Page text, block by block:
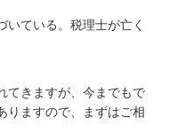
いている 。税理士が亡く
てきますが、今までもで
りますので、まずはご相